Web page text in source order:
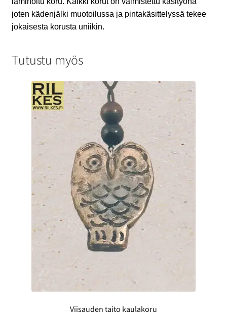
joten kädenjälki muotoilussa ja pintakäsittelyssä tekee
jokaisesta korusta uniikin.
Tutustu myös
Viisauden taito kaulakoru